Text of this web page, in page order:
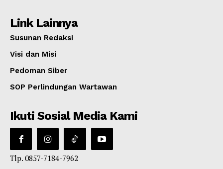
Link Lainnya
Susunan Redaksi
Visi dan Misi
Pedoman Siber
SOP Perlindungan Wartawan
Ikuti Sosial Media Kami
Tlp. 0857-7184-7962